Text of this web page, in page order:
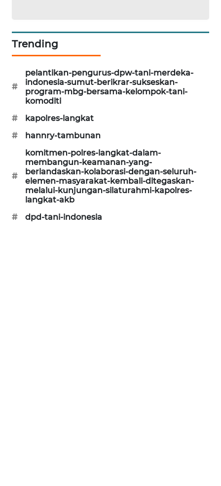
Trending
#
pelantikan-pengurus-dpw-tani-merdeka-
indonesia-sumut-berikrar-sukseskan-
program-mbg-bersama-kelompok-tani-
komoditi
#
kapolres-langkat
#
hannry-tambunan
#
komitmen-polres-langkat-dalam-
membangun-keamanan-yang-
berlandaskan-kolaborasi-dengan-seluruh-
elemen-masyarakat-kembali-ditegaskan-
melalui-kunjungan-silaturahmi-kapolres-
langkat-akb
#
dpd-tani-indonesia
ANUGERAH
AKHLAK
ID
PERAPKI
NEWS
SONYA
ASA
NEWS